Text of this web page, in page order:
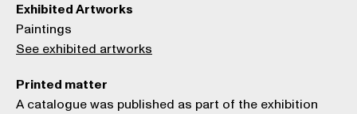
Exhibited Artworks
Paintings
See exhibited artworks
Printed matter
A catalogue was published as part of the exhibition